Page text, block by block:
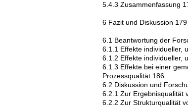
5.4.3 Zusammenfassung
6 Fazit und Diskussion 179
6.1 Beantwortung der
6.1.1 Effekte individueller,
6.1.2 Effekte individueller,
6.1.3 Effekte bei einer
Prozessqualität 186
6.2 Diskussion und
6.2.1 Zur Ergebnisqualität
6.2.2 Zur Strukturqualität